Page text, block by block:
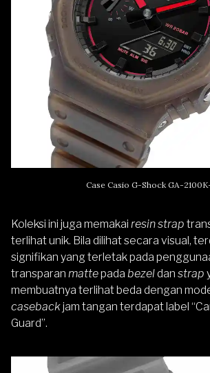
Case Casio G-Shock GA-
Koleksi ini juga memakai resin strap
terlihat unik. Bila dilihat secara visual,
signifikan yang terletak pada
transparan mattepada bezeldan strap
membuatnya terlihat beda dengan
casebackjam tangan terdapat label
Guard”.